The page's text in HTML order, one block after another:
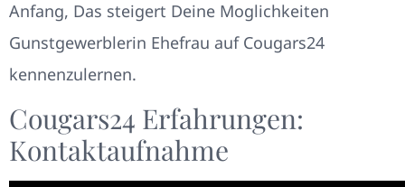
Anfang, Das steigert Deine Moglichkeiten
Gunstgewerblerin Ehefrau auf Cougars24
kennenzulernen.
Cougars24 Erfahrungen:
Kontaktaufnahme